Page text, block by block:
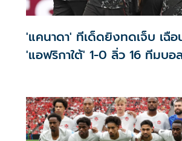
'แคนาดา' ทีเด็ดยิงทดเจ็บ เฉือ
'แอฟริกาใต้' 1-0 ลิ่ว 16 ทีมบอ